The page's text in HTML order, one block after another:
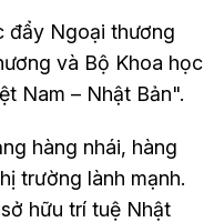
đẩy Ngoại thương
và Bộ Khoa học
Nam – Nhật Bản".
hàng nhái, hàng
trường lành mạnh.
hữu trí tuệ Nhật